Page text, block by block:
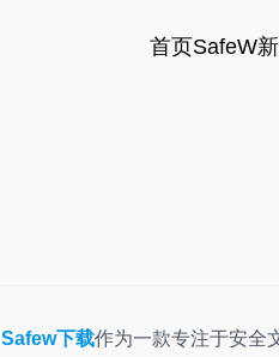
首页SafeW
Safew下载作为一款专注于安全